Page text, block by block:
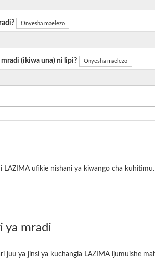
Onyesha maelezo
mradi (ikiwa una) ni lipi? Onyesha maelezo
LAZIMA ufikie nishani ya kiwango cha kuhitimu.
ya mradi
juu ya jinsi ya kuchangia LAZIMA ijumuishe